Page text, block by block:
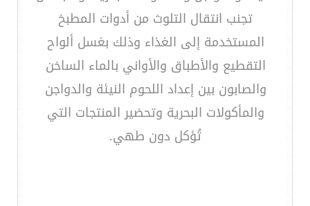
تجنب انتقال التلوث من أدوات المطبخ
المستخدمة إلى الغذاء وذلك بغسل ألواح
التقطيع والأطباق والأواني بالماء الساخن
والصابون بين إعداد اللحوم النيئة والدواجن
والمأكولات البحرية وتحضير المنتجات التي
تُؤكل دون طهي.